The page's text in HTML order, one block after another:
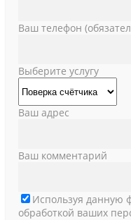
Ваш телефон
Выберите услугу
Ваш адрес
Ваш комментарий
Используя данную
обработкой ваших